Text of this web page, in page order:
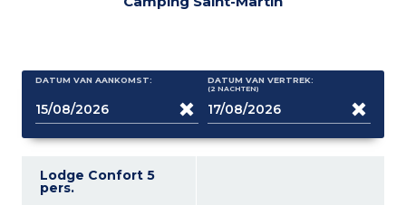
DATUM VAN AANKOMST: DATUM VAN VERTREK:
(2 NACHTEN)
Lodge Confort 5
pers.